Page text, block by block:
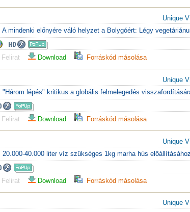
Unique
A mindenki előnyére váló helyzet a Bolygóért: Légy
Felirat Download Forráskód másolása
Unique
"Három lépés" kritikus a globális felmelegedés
Felirat Download Forráskód másolása
Unique
20.000-40.000 liter víz szükséges 1kg marha hús előállításához
Felirat Download Forráskód másolása
Unique